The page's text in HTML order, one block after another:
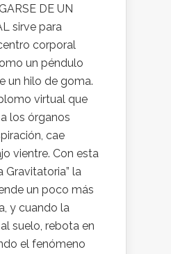
DE UN
sirve para
corporal
un péndulo
un hilo de goma.
virtual que
los órganos
cae
vientre. Con esta
Gravitatoria” la
un poco más
y cuando la
suelo, rebota en
el fenómeno